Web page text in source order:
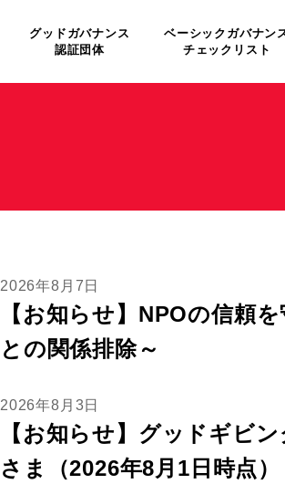
グッドガバナンス
認証団体
ベーシックガバナン
チェックリスト
2026年8月7日
【お知らせ】NPOの信頼
との関係排除～
2026年8月3日
【お知らせ】グッドギビ
さま（2026年8月1日時点）